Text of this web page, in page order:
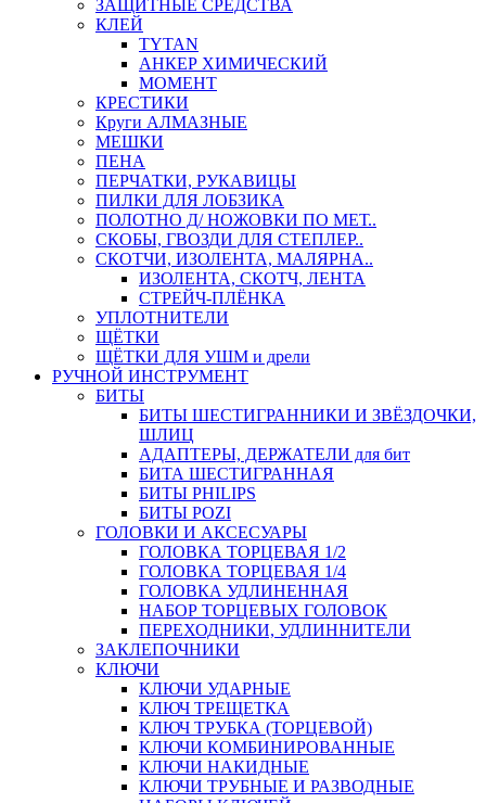
ЗАЩИТНЫЕ СРЕДСТВА
КЛЕЙ
TYTAN
АНКЕР ХИМИЧЕСКИЙ
МОМЕНТ
КРЕСТИКИ
Круги АЛМАЗНЫЕ
МЕШКИ
ПЕНА
ПЕРЧАТКИ, РУКАВИЦЫ
ПИЛКИ ДЛЯ ЛОБЗИКА
ПОЛОТНО Д/ НОЖОВКИ ПО МЕТ..
СКОБЫ, ГВОЗДИ ДЛЯ СТЕПЛЕР..
СКОТЧИ, ИЗОЛЕНТА, МАЛЯРНА..
ИЗОЛЕНТА, СКОТЧ, ЛЕНТА
СТРЕЙЧ-ПЛЁНКА
УПЛОТНИТЕЛИ
ЩЁТКИ
ЩЁТКИ ДЛЯ УШМ и дрели
РУЧНОЙ ИНСТРУМЕНТ
БИТЫ
БИТЫ ШЕСТИГРАННИКИ И ЗВЁЗДОЧКИ,
ШЛИЦ
АДАПТЕРЫ, ДЕРЖАТЕЛИ для бит
БИТА ШЕСТИГРАННАЯ
БИТЫ PHILIPS
БИТЫ POZI
ГОЛОВКИ И АКСЕСУАРЫ
ГОЛОВКА ТОРЦЕВАЯ 1/2
ГОЛОВКА ТОРЦЕВАЯ 1/4
ГОЛОВКА УДЛИНЕННАЯ
НАБОР ТОРЦЕВЫХ ГОЛОВОК
ПЕРЕХОДНИКИ, УДЛИННИТЕЛИ
ЗАКЛЕПОЧНИКИ
КЛЮЧИ
КЛЮЧИ УДАРНЫЕ
КЛЮЧ ТРЕЩЕТКА
КЛЮЧ ТРУБКА (ТОРЦЕВОЙ)
КЛЮЧИ КОМБИНИРОВАННЫЕ
КЛЮЧИ НАКИДНЫЕ
КЛЮЧИ ТРУБНЫЕ И РАЗВОДНЫЕ